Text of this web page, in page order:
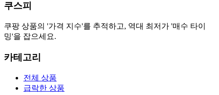
쿠스피
쿠팡 상품의 '가격 지수'를 추적하고, 역대 최저가 '매수 타이
밍'을 잡으세요.
카테고리
전체 상품
급락한 상품